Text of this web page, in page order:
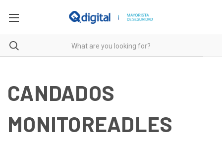
CANDADOS
MONITOREADLES